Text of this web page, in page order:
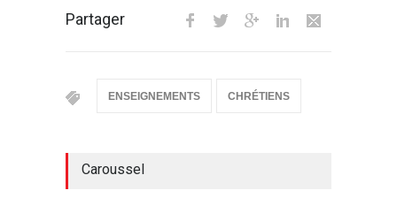
Partager
ENSEIGNEMENTS CHRÉTIENS
Caroussel